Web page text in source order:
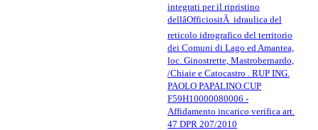
integrati per il ripristino
dellâOfficiositÃ idraulica del
reticolo idrografico del territorio
dei Comuni di Lago ed Amantea,
loc. Ginostrette, Mastrobernardo,
/Chiaie e Catocastro . RUP ING.
PAOLO PAPALINO.CUP
F59H10000080006 -
Affidamento incarico verifica art.
47 DPR 207/2010